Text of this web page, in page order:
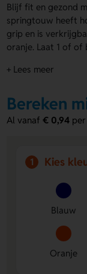
Blijf fit en gezond
springtouw heeft
grip en is
oranje. Laat 1 of of beide handvatten bedrukken of graveren
spel, een
vraag een prijs op.
Voordelen
handvatten
of eigen
liggen prettig
Leuk voor
+ Lees meer
Bereken
Al vanaf€ 0,94
1 Kies
Blauw
Oranje